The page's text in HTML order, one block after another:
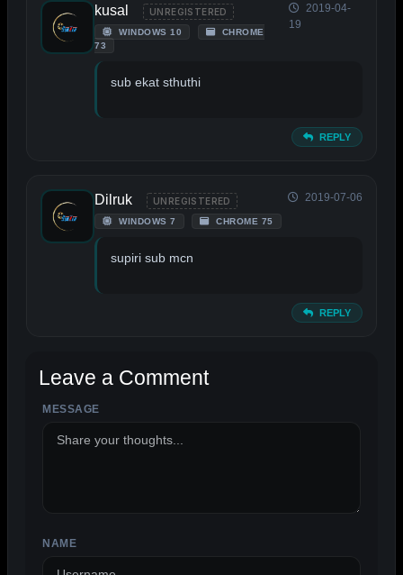
kusal UNREGISTERED
WINDOWS 10
CHROME
73
2019-04-
19
sub ekat sthuthi
REPLY
Dilruk UNREGISTERED
WINDOWS 7 CHROME 75
2019-07-06
supiri sub mcn
REPLY
Leave a Comment
MESSAGE
NAME
ALTERNATIVE: